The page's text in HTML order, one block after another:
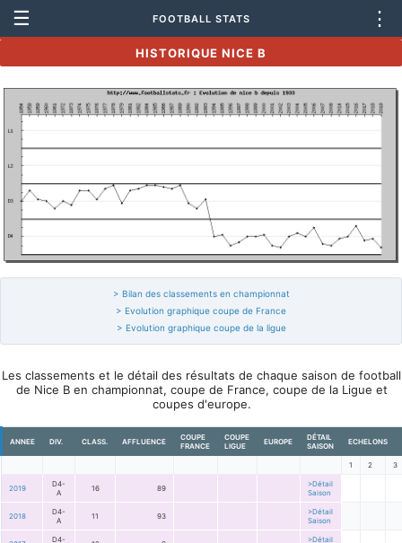
☰ FOOTBALL STATS ⋮
HISTORIQUE NICE B
> Bilan des classements en championnat
> Evolution graphique coupe de France
> Evolution graphique coupe de la ligue
Les classements et le détail des résultats de chaque saison de football
de Nice B en championnat, coupe de France, coupe de la Ligue et
coupes d'europe.
ANNEE DIV. CLASS. AFFLUENCE
COUPE
FRANCE
COUPE
LIGUE
EUROPE
DÉTAIL
SAISON
ECHELONS
1 2 3
2019
D4-
A
16 89
>Détail
Saison
2018
D4-
A
11 93
>Détail
Saison
D4-
>Détail